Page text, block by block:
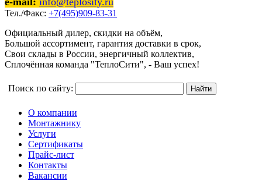
Тел./Факс: +7(495)909-83-31
Официальный дилер, скидки на объём,
Большой ассортимент, гарантия доставки в срок,
Свои склады в России, энергичный коллектив,
Сплочённая команда "ТеплоСити", - Ваш успех!
Поиск по сайту:
О компании
Монтажнику
Услуги
Сертификаты
Прайс-лист
Контакты
Вакансии